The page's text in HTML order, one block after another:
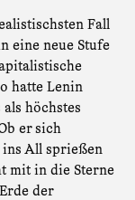
Fall
eine neue Stufe
hatte Lenin
höchstes
er sich
ins All sprießen
mit in die Sterne
der